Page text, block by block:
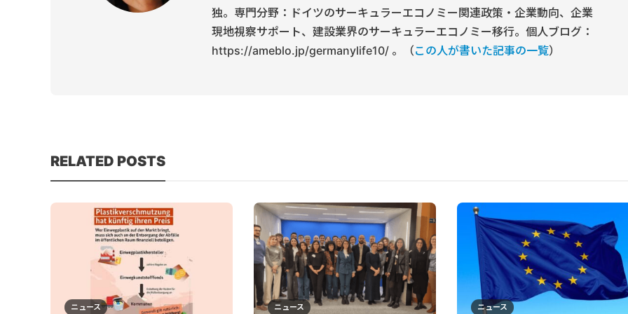
独。専門分野：ドイツのサーキュラーエコノミー関連政策・企業動向、企業
現地視察サポート、建設業界のサーキュラーエコノミー移行。個人ブログ：
https://ameblo.jp/germanylife10/ 。（この人が書いた記事の一覧）
RELATED POSTS
ニュース ニュース ニュース